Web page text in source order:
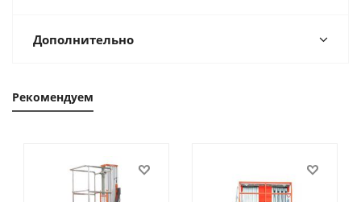
Дополнительно
Рекомендуем